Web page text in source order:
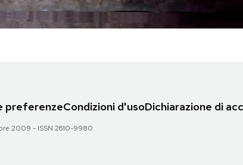
preferenzeCondizioni d'usoDichiarazione di
2009 - ISSN 2610-9980